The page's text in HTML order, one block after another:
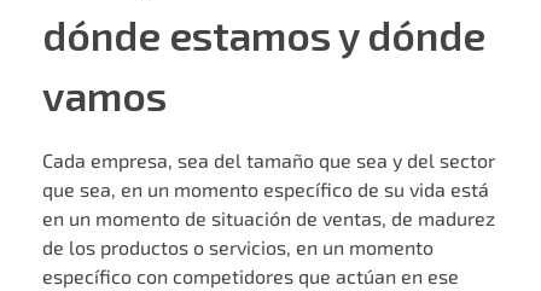
dónde estamos y dónde
vamos
Cada empresa, sea del tamaño que sea y del sector
que sea, en un momento específico de su vida está
en un momento de situación de ventas, de madurez
de los productos o servicios, en un momento
específico con competidores que actúan en ese